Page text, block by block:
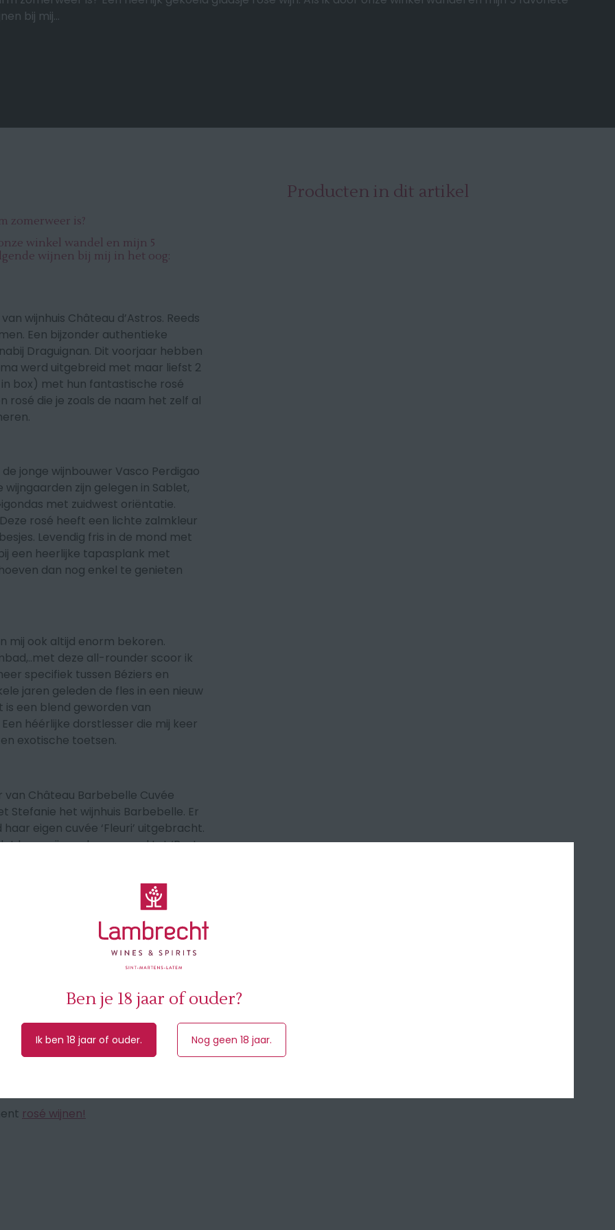
bij mij...
zomerweer is?
winkel wandel en mijn 5
wijnen bij mij in het oog:
wijnhuis Château d’Astros. Reeds
Een bijzonder authentieke
Draguignan. Dit voorjaar hebben
werd uitgebreid met maar liefst 2
box) met hun fantastische rosé
rosé die je zoals de naam het zelf al
jonge wijnbouwer Vasco Perdigao
wijngaarden zijn gelegen in Sablet,
met zuidwest oriëntatie.
rosé heeft een lichte zalmkleur
Levendig fris in de mond met
een heerlijke tapasplank met
dan nog enkel te genieten
mij ook altijd enorm bekoren.
deze all-rounder scoor ik
specifiek tussen Béziers en
jaren geleden de fles in een nieuw
een blend geworden van
héérlijke dorstlesser die mij keer
exotische toetsen.
van Château Barbebelle Cuvée
Stefanie het wijnhuis Barbebelle. Er
eigen cuvée ‘Fleuri’ uitgebracht.
haar wijn verkozen werd tot ‘Beste
fruitigheid en zijn typiciteit van de
en pomelo. Lekker als aperitief,
van de ‘Les Apilles’. De
combineer ik deze rosé wijn met
rosé wijnen!
Producten in dit artikel
Ben je 18 jaar of ouder?
Ik ben 18 jaar of ouder. Nog geen 18 jaar.